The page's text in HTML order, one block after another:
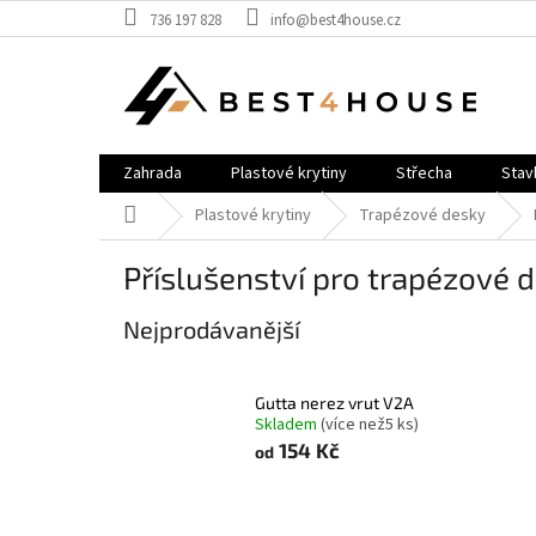
na
736 197 828 info@best4house.cz
Zahrada Plastové krytiny Střecha
Domů Plastové krytiny Trapézové desky
Příslušenství pro trapézové
Nejprodávanější
Gutta nerez vrut V2A
Skladem (více než5 ks)
od 154 Kč